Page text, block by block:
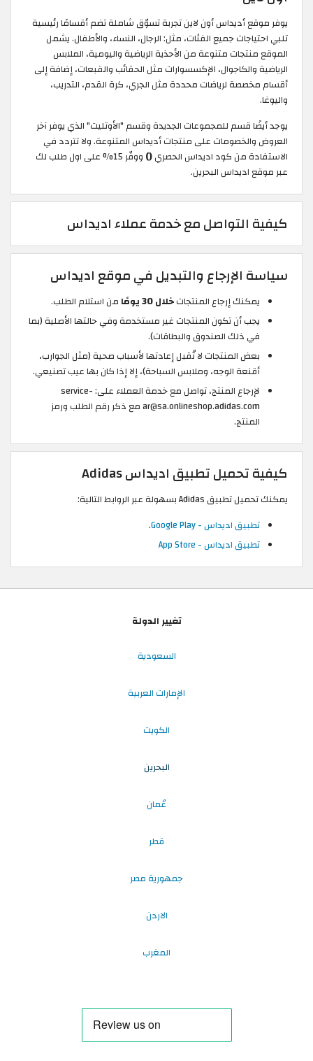
يوفر موقع أديداس أون لاين تجربة تسوّق شاملة تضم أقسامًا رئيسية
تلبي احتياجات جميع الفئات، مثل: الرجال، النساء، والأطفال. يشمل
الموقع منتجات متنوعة من الأحذية الرياضية واليومية، الملابس
الرياضية والكاجوال، الإكسسوارات مثل الحقائب والقبعات، إضافة إلى
أقسام مخصصة لرياضات محددة مثل الجري، كرة القدم، التدريب،
واليوغا.
يوجد أيضًا قسم للمجموعات الجديدة وقسم "الأوتليت" الذي يوفر آخر
العروض والخصومات على منتجات أديداس المتنوعة. ولا تتردد في
الاستفادة من كود اديداس الحصري()
ووفّر 15% على اول طلب لك
عبر موقع اديداس البحرين.
كيفية التواصل مع خدمة عملاء اديداس
سياسة الإرجاع والتبديل في موقع اديداس
يمكنك إرجاع المنتجاتخلال 30 يومًا
من استلام الطلب.
يجب أن تكون المنتجات غير مستخدمة وفي حالتها الأصلية (بما
في ذلك الصندوق والبطاقات).
بعض المنتجات لا تُقبل إعادتها لأسباب صحية (مثل الجوارب،
أقنعة الوجه، وملابس السباحة)، إلا إذا كان بها عيب تصنيعي.
لإرجاع المنتج، تواصل مع خدمة العملاء على: service-
ar@sa.onlineshop.adidas.com مع ذكر رقم الطلب ورمز
المنتج.
كيفية تحميل تطبيق اديداس Adidas
يمكنك تحميل تطبيق Adidas بسهولة عبر الروابط التالية:
تطبيق اديداس - Google Play
.
تطبيق اديداس - App Store
تغيير الدولة
السعودية
الإمارات العربية
الكويت
البحرين
عُمان
قطر
جمهورية مصر
الاردن
المغرب